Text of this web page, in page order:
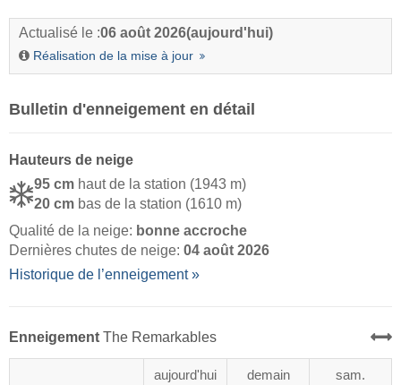
Actualisé le :06 août 2026(aujourd'hui)
Réalisation de la mise à jour
Bulletin d'enneigement en détail
Hauteurs de neige
95 cm haut de la station (1943 m)
20 cm bas de la station (1610 m)
Qualité de la neige: bonne accroche
Dernières chutes de neige: 04 août 2026
Historique de l’enneigement »
Enneigement The Remarkables
aujourd'hui
demain
sam.